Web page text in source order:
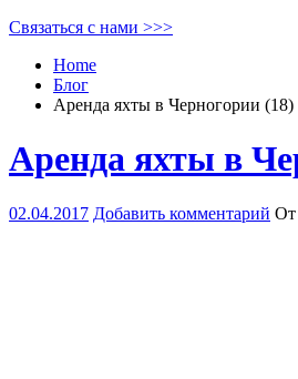
Связаться с нами >>>
Home
Блог
Аренда яхты в Черногории (18)
Аренда яхты в
02.04.2017 Добавить комментарий От